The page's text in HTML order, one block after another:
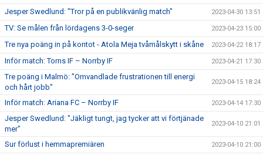
Jesper Swedlund: "Tror på en publikvänlig match" 2023-04-30 13:51
TV: Se målen från lördagens 3-0-seger 2023-04-23 15:00
Tre nya poäng in på kontot - Atola Meja tvåmålskytt i skåne 2023-04-22 18:17
Inför match: Torns IF – Norrby IF 2023-04-21 17:30
Tre poäng i Malmö: "Omvandlade frustrationen till energi
och hårt jobb"
2023-04-15 18:24
Inför match: Ariana FC – Norrby IF 2023-04-14 17:30
Jesper Swedlund: "Jäkligt tungt, jag tycker att vi förtjänade
mer"
2023-04-10 21:01
Sur förlust i hemmapremiären 2023-04-10 21:00